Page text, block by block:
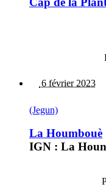
6 février 2023
(Jegun)
La Houmbouè
IGN : La